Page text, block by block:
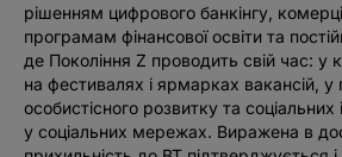
рішенням цифрового банкінгу,
програмам фінансової освіти та
де Покоління Z проводить свій час: у
на фестивалях і ярмарках вакансій, у
особистісного розвитку та соціальних
у соціальних мережах. Виражена в